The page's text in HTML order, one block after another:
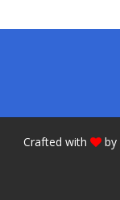
Crafted with by